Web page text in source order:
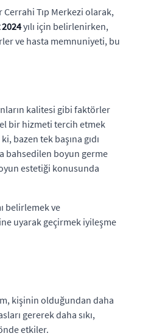
Tıp Merkezi olarak,
2024yılı için belirlenirken,
ve hasta memnuniyeti, bu
kalitesi gibi faktörler
bir hizmeti tercih etmek
bazen tek başına gıdı
bahsedilen boyun germe
estetiği konusunda
belirlemek ve
uyarak geçirmek iyileşme
kişinin olduğundan daha
gererek daha sıkı,
etkiler.